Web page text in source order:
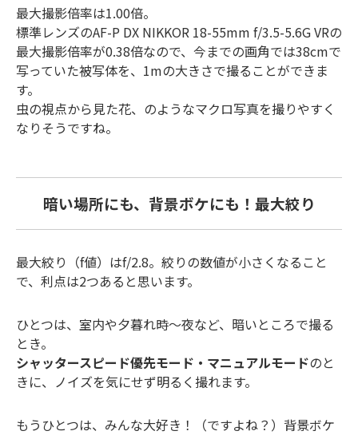
最大撮影倍率は1.00倍。
標準レンズのAF-P DX NIKKOR 18-55mm f/3.5-5.6G VRの
最大撮影倍率が0.38倍なので、今までの画角では38cmで
写っていた被写体を、1mの大きさで撮ることができま
す。
虫の視点から見た花、のようなマクロ写真を撮りやすく
なりそうですね。
暗い場所にも、背景ボケにも！最大絞り
最大絞り（f値）はf/2.8。絞りの数値が小さくなること
で、利点は2つあると思います。
ひとつは、室内や夕暮れ時～夜など、暗いところで撮る
とき。
シャッタースピード優先モード・マニュアルモードのと
きに、ノイズを気にせず明るく撮れます。
もうひとつは、みんな大好き！（ですよね？）背景ボケ